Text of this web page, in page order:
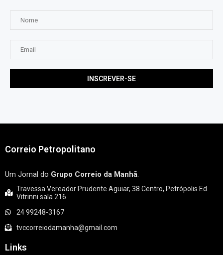
Correio Petropolitano
Um Jornal do Grupo Correio da Manhã.
Travessa Vereador Prudente Aguiar, 38 Centro, Petrópolis Ed.
Vitrinni sala 216
24 99248-3167
tvccorreiodamanha@gmail.com
Links